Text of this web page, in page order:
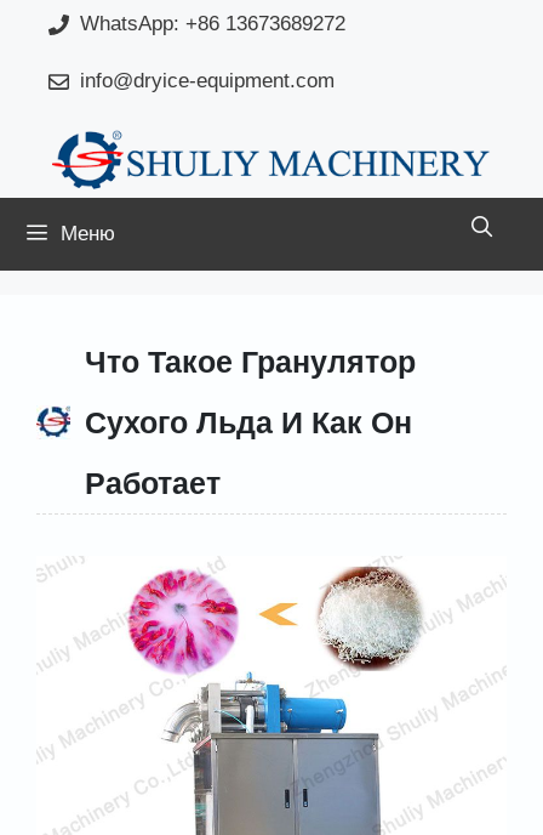
Перейти
содержимому
WhatsApp: +86 13673689272
info@dryice-equipment.com
Меню
Что Такое Гранулятор
Сухого Льда И Как Он
Работает